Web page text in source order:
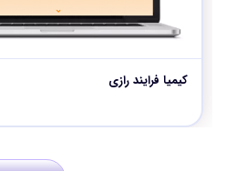
کیمیا فرایند رازی